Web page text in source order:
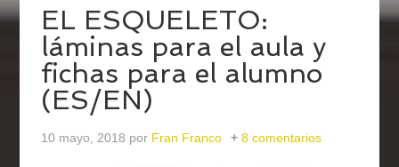
EL ESQUELETO:
láminas para el aula y
fichas para el alumno
(ES/EN)
10 mayo, 2018 por Fran Franco 8 comentarios